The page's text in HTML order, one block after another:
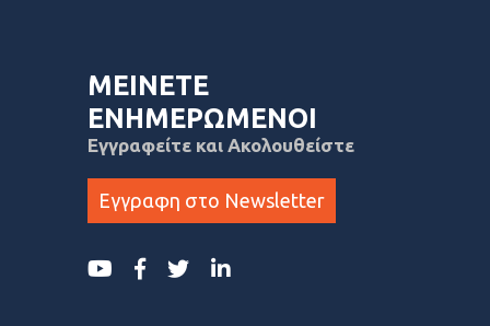
ΜΕΙΝΕΤΕ
ΕΝΗΜΕΡΩΜΕΝΟΙ
Εγγραφείτε και Ακολουθείστε
Εγγραφη στο Newsletter